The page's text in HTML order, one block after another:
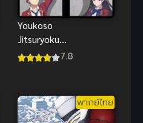
Youkoso
Jitsuryoku
(2017)
คน ภาค 1
7.8
พากย์ไทย